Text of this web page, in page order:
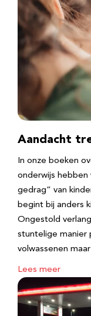
Aandacht
In onze boeken
onderwijs
gedrag” van
begint bij anders
Ongestold
stuntelige manier
volwassenen
Lees meer